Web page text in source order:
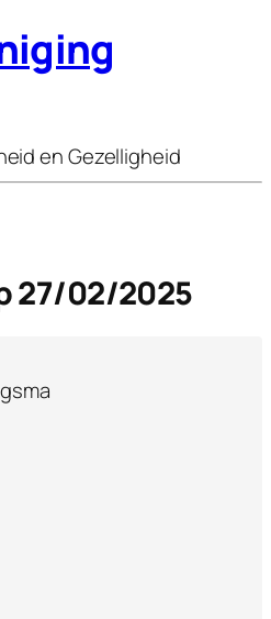
en Gezelligheid
27/02/2025